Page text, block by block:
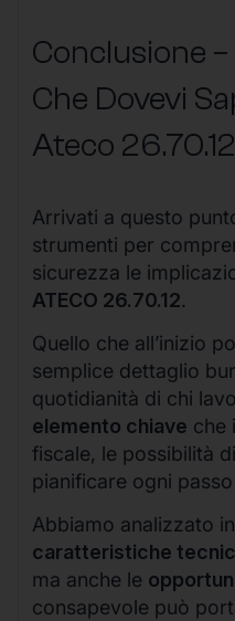
Conclusione
Che Dovevi
Ateco 26.70.12
Arrivati a questo
strumenti per
sicurezza le
ATECO 26.70.12.
Quello che all’inizio
semplice dettaglio
quotidianità di chi
elemento chiave che
fiscale, le possibilità
pianificare ogni
Abbiamo analizzato
caratteristiche
ma anche le
consapevole può